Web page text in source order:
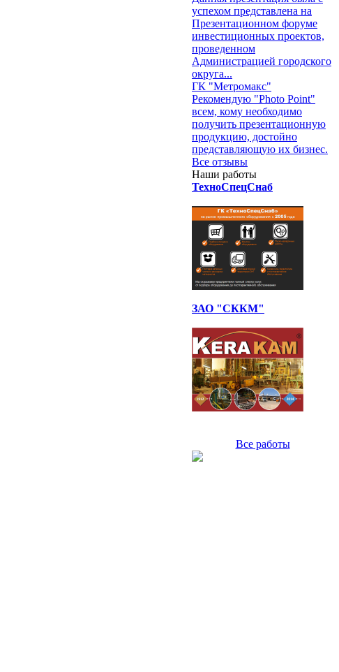
успехом представлена на
Презентационном форуме
инвестиционных проектов,
проведенном
Администрацией городского
округа...
ГК "Метромакс"
Рекомендую "Photo Point"
всем, кому необходимо
получить презентационную
продукцию, достойно
представляющую их бизнес.
Все отзывы
Наши работы
ТехноСпецСнаб
ЗАО "СККМ"
Все работы